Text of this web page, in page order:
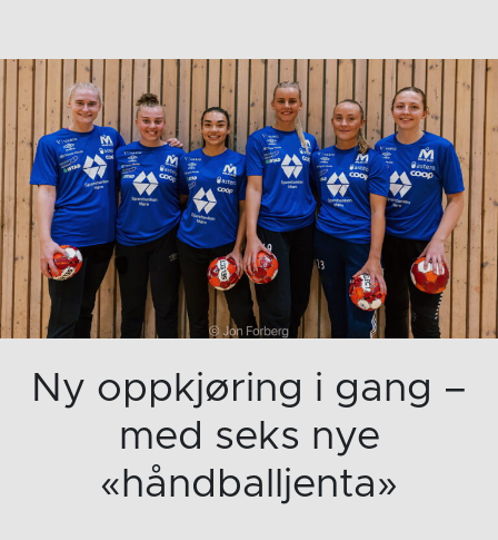
Ny oppkjøring i gang –
med seks nye
«håndballjenta»